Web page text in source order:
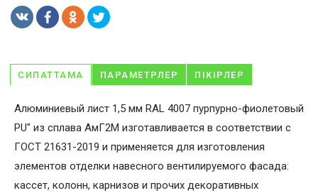
СИПАТТАМА ПАРАМЕТРЛЕР ПІКІРЛЕР
Алюминиевый лист 1,5 мм RAL 4007 пурпурно-фиолетовый
PU" из сплава АмГ2М изготавливается в соответствии с
ГОСТ 21631-2019 и применяется для изготовления
элементов отделки навесного вентилируемого фасада:
кассет, колонн, карнизов и прочих декоративных